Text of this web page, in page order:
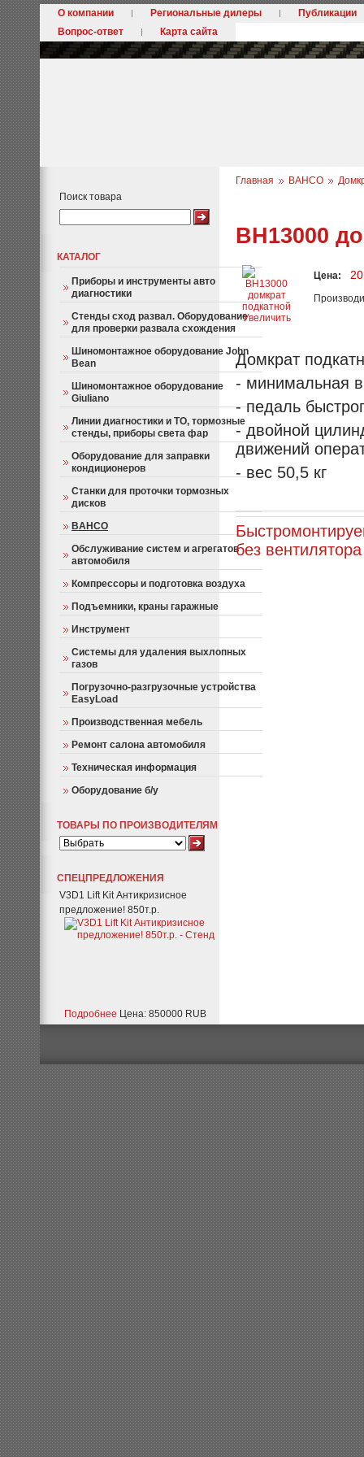
О компании Региональные дилеры
Публикации
Вопрос-ответ
Карта сайта
Поиск товара
КАТАЛОГ
Приборы и инструменты авто
диагностики
Стенды сход развал. Оборудование
для проверки развала схождения
Шиномонтажное оборудование John
Bean
Шиномонтажное оборудование
Giuliano
Линии диагностики и ТО, тормозные
стенды, приборы света фар
Оборудование для заправки
кондиционеров
Станки для проточки тормозных
дисков
BAHCO
Обслуживание систем и агрегатов
автомобиля
Компрессоры и подготовка воздуха
Подъемники, краны гаражные
Инструмент
Системы для удаления выхлопных
газов
Погрузочно-разгрузочные устройства
EasyLoad
Производственная мебель
Ремонт салона автомобиля
Техническая информация
Оборудование б/у
ТОВАРЫ ПО ПРОИЗВОДИТЕЛЯМ
СПЕЦПРЕДЛОЖЕНИЯ
V3D1 Lift Kit Антикризисное
предложение! 850т.р.
Подробнее Цена: 850000 RUB
Главная BAHCO
BH13000
Увеличить
Цена:
Домкрат
- минимальная
- педаль
- двойной
движений
- вес 50,5 кг
без